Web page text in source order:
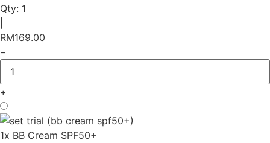
Qty: 1
RM169.00
−
+
1x BB Cream SPF50+